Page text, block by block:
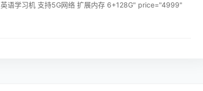
语学习机 支持5G网络 扩展内存 6+128G" price="4999"